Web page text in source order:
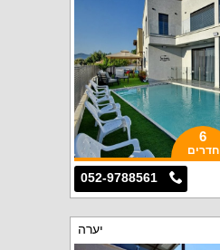
6
חדרים
052-9788561
יערה